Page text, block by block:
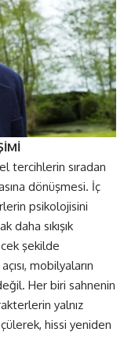
tercihlerin sıradan
dönüşmesi. İç
psikolojisini
daha sıkışık
şekilde
mobilyaların
Her biri sahnenin
yalnız
hissi yeniden